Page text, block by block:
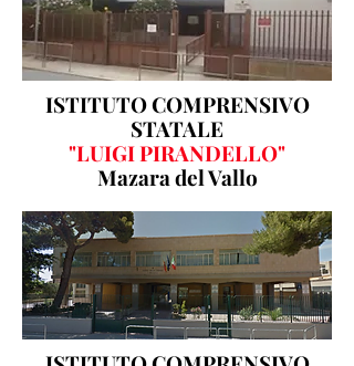
ISTITUTO COMPRENSIVO
STATALE
"LUIGI PIRANDELLO"
Mazara del Vallo